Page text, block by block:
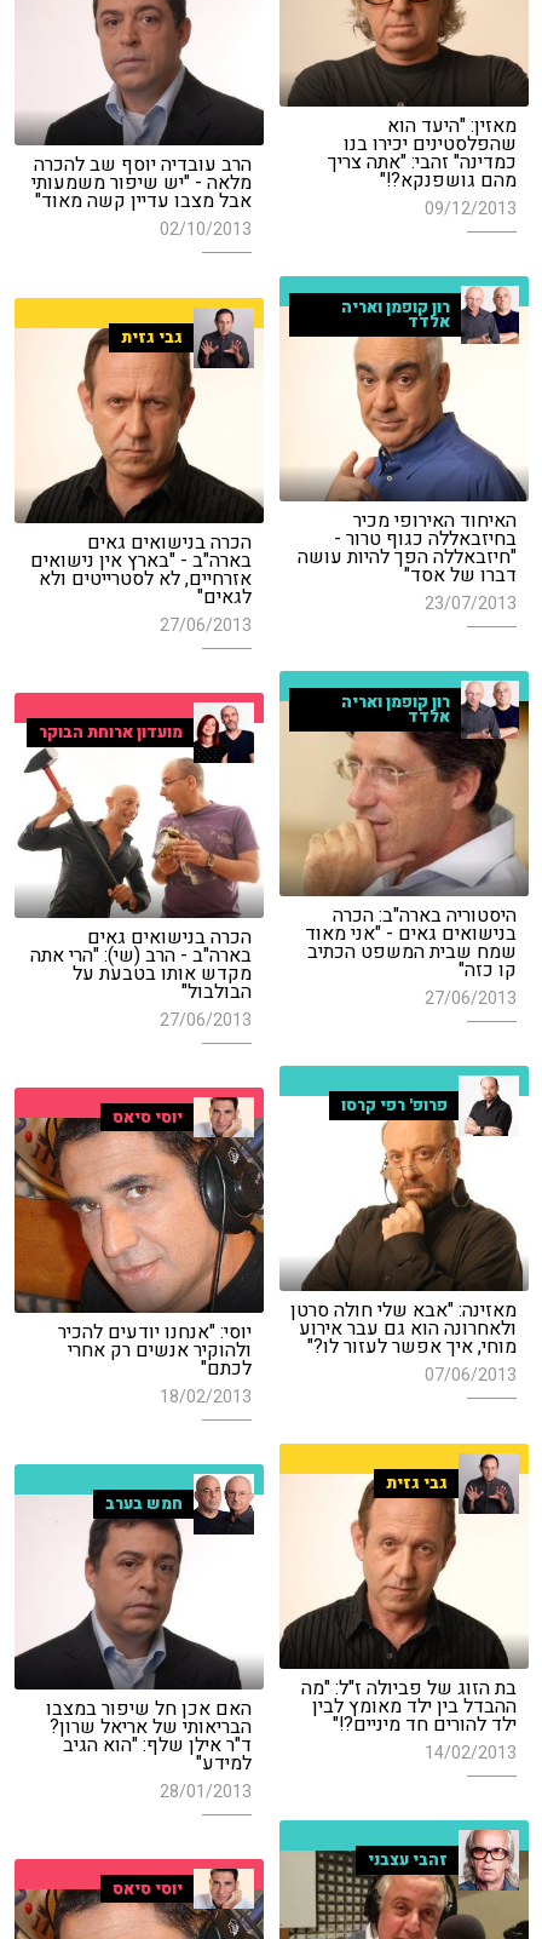
מאזין: "היעד הוא
שהפלסטינים יכירו בנו
כמדינה" זהבי: "אתה צריך
מהם גושפנקא?!"
09/12/2013
הרב עובדיה יוסף שב להכרה
מלאה - "יש שיפור משמעותי
אבל מצבו עדיין קשה מאוד"
02/10/2013
רון קופמן ואריה
אלדד
האיחוד האירופי מכיר
בחיזבאללה כגוף טרור -
"חיזבאללה הפך להיות עושה
דברו של אסד"
23/07/2013
גבי גזית
הכרה בנישואים גאים
בארה"ב - "בארץ אין נישואים
אזרחיים, לא לסטרייטים ולא
לגאים"
27/06/2013
רון קופמן ואריה
אלדד
היסטוריה בארה"ב: הכרה
בנישואים גאים - "אני מאוד
שמח שבית המשפט הכתיב
קו כזה"
27/06/2013
מועדון ארוחת הבוקר
הכרה בנישואים גאים
בארה"ב - הרב (שי): "הרי אתה
מקדש אותו בטבעת על
הבולבול"
27/06/2013
פרופ' רפי קרסו
מאזינה: "אבא שלי חולה סרטן
ולאחרונה הוא גם עבר אירוע
מוחי, איך אפשר לעזור לו?"
07/06/2013
יוסי סיאס
יוסי: "אנחנו יודעים להכיר
ולהוקיר אנשים רק אחרי
לכתם"
18/02/2013
גבי גזית
בת הזוג של פביולה ז"ל: "מה
ההבדל בין ילד מאומץ לבין
ילד להורים חד מיניים?!"
14/02/2013
חמש בערב
האם אכן חל שיפור במצבו
הבריאותי של אריאל שרון?
ד"ר אילן שלף: "הוא הגיב
למידע"
28/01/2013
זהבי עצבני
יוסי סיאס